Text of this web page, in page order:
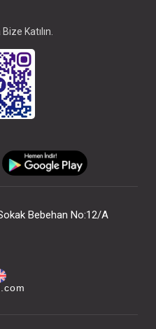
Katılın.
Bebehan No:12/A